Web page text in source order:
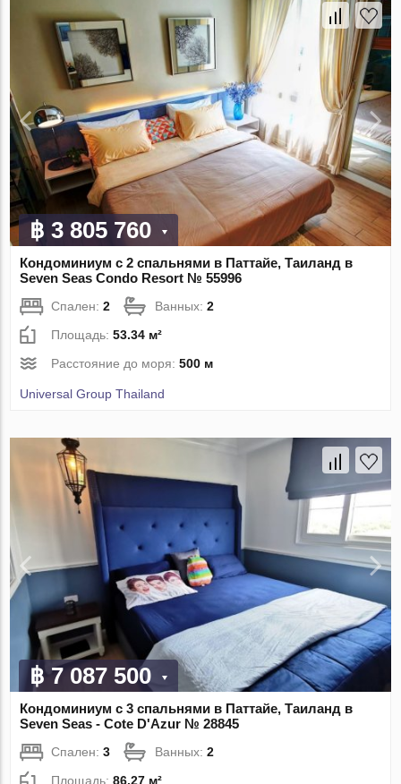
฿ 3 805 760
Кондоминиум с 2 спальнями в Паттайе, Таиланд в
Seven Seas Condo Resort № 55996
Спален:2 Ванных:2
Площадь:53.34 м²
Расстояние до моря:500 м
Universal Group Thailand
฿ 7 087 500
Кондоминиум с 3 спальнями в Паттайе, Таиланд в
Seven Seas - Cote D'Azur № 28845
Спален:3 Ванных:2
Площадь:86.27 м²